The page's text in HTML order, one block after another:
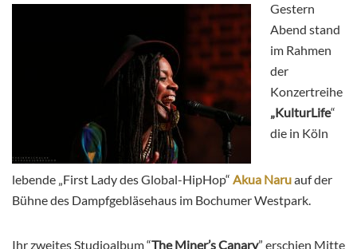
Gestern
Abend stand
im Rahmen
der
Konzertreihe
„KulturLife“
die in Köln
lebende „First Lady des Global-HipHop“ Akua Naruauf der
Bühne des Dampfgebläsehaus im Bochumer Westpark.
Ihr zweites Studioalbum “The Miner’s Canary” erschien Mitte